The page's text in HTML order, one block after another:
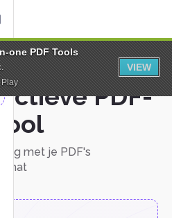
one PDF Tools
Play
VIEW
PDF-
met je PDF's
chat